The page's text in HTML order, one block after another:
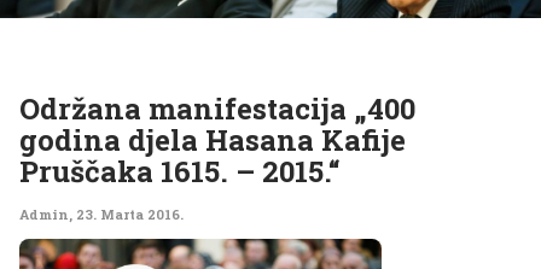
Održana manifestacija „400
godina djela Hasana Kafije
Pruščaka 1615. – 2015.“
Admin, 23. Marta 2016.